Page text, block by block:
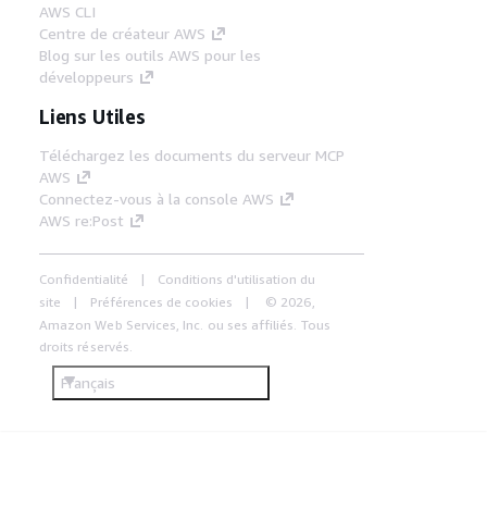
AWS CLI
Centre de créateur AWS
Blog sur les outils AWS pour les
développeurs
Liens Utiles
Téléchargez les documents du serveur MCP
AWS
Connectez-vous à la console AWS
AWS re:Post
Confidentialité
Conditions d'utilisation du
site
Préférences de cookies
© 2026,
Amazon Web Services, Inc. ou ses affiliés. Tous
droits réservés.
Français